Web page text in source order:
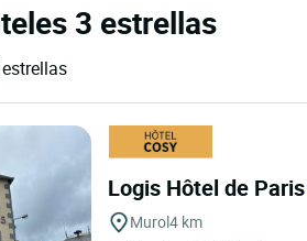
3 estrellas
Logis Hôtel de
Murol4 km